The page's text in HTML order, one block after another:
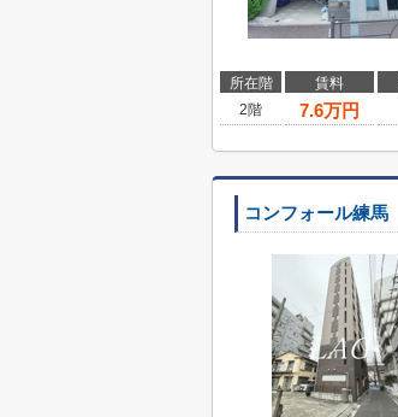
所在階 賃料
2階
7.6万円
コンフォール練馬